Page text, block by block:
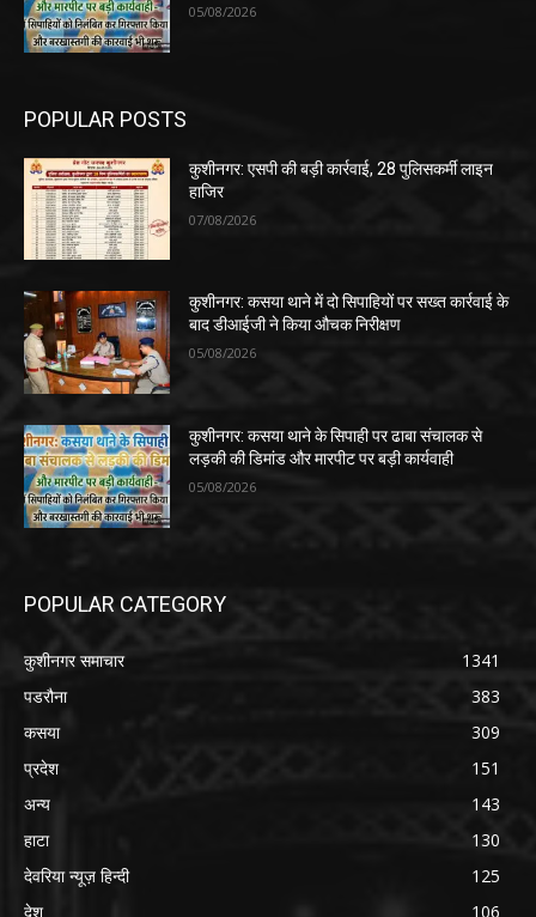
05/08/2026
POPULAR POSTS
कुशीनगर: एसपी की बड़ी कार्रवाई, 28 पुलिसकर्मी लाइन
हाजिर
07/08/2026
कुशीनगर: कसया थाने में दो सिपाहियों पर सख्त कार्रवाई के
बाद डीआईजी ने किया औचक निरीक्षण
05/08/2026
कुशीनगर: कसया थाने के सिपाही पर ढाबा संचालक से
लड़की की डिमांड और मारपीट पर बड़ी कार्यवाही
05/08/2026
POPULAR CATEGORY
कुशीनगर समाचार
1341
पडरौना
383
कसया
309
प्रदेश
151
अन्य
143
हाटा
130
देवरिया न्यूज़ हिन्दी
125
देश
106